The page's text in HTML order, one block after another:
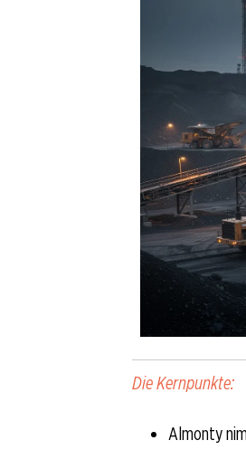
Die Kernpunkte:
Almonty